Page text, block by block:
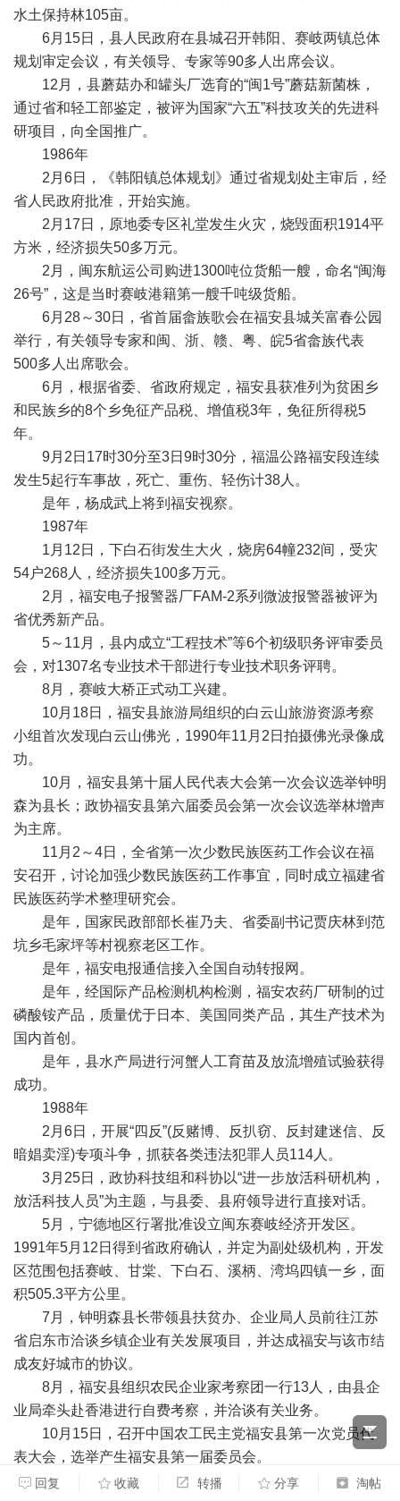
水土保持林105亩。
6月15日，县人民政府在县城召开韩阳、赛岐两镇总体
规划审定会议，有关领导、专家等90多人出席会议。
12月，县蘑菇办和罐头厂选育的“闽1号”蘑菇新菌株，
通过省和轻工部鉴定，被评为国家“六五”科技攻关的先进科
研项目，向全国推广。
1986年
2月6日，《韩阳镇总体规划》通过省规划处主审后，经
省人民政府批准，开始实施。
2月17日，原地委专区礼堂发生火灾，烧毁面积1914平
方米，经济损失50多万元。
2月，闽东航运公司购进1300吨位货船一艘，命名“闽海
26号”，这是当时赛岐港籍第一艘千吨级货船。
6月28～30日，省首届畲族歌会在福安县城关富春公园
举行，有关领导专家和闽、浙、赣、粤、皖5省畲族代表
500多人出席歌会。
6月，根据省委、省政府规定，福安县获准列为贫困乡
和民族乡的8个乡免征产品税、增值税3年，免征所得税5
年。
9月2日17时30分至3日9时30分，福温公路福安段连续
发生5起行车事故，死亡、重伤、轻伤计38人。
是年，杨成武上将到福安视察。
1987年
1月12日，下白石街发生大火，烧房64幢232间，受灾
54户268人，经济损失100多万元。
2月，福安电子报警器厂FAM-2系列微波报警器被评为
省优秀新产品。
5～11月，县内成立“工程技术”等6个初级职务评审委员
会，对1307名专业技术干部进行专业技术职务评聘。
8月，赛岐大桥正式动工兴建。
10月18日，福安县旅游局组织的白云山旅游资源考察
小组首次发现白云山佛光，1990年11月2日拍摄佛光录像成
功。
10月，福安县第十届人民代表大会第一次会议选举钟明
森为县长；政协福安县第六届委员会第一次会议选举林增声
为主席。
11月2～4日，全省第一次少数民族医药工作会议在福
安召开，讨论加强少数民族医药工作事宜，同时成立福建省
民族医药学术整理研究会。
是年，国家民政部部长崔乃夫、省委副书记贾庆林到范
坑乡毛家坪等村视察老区工作。
是年，福安电报通信接入全国自动转报网。
是年，经国际产品检测机构检测，福安农药厂研制的过
磷酸铵产品，质量优于日本、美国同类产品，其生产技术为
国内首创。
是年，县水产局进行河蟹人工育苗及放流增殖试验获得
成功。
1988年
2月6日，开展“四反”(反赌博、反扒窃、反封建迷信、反
暗娼卖淫)专项斗争，抓获各类违法犯罪人员114人。
3月25日，政协科技组和科协以“进一步放活科研机构，
放活科技人员”为主题，与县委、县府领导进行直接对话。
5月，宁德地区行署批准设立闽东赛岐经济开发区。
1991年5月12日得到省政府确认，并定为副处级机构，开发
区范围包括赛岐、甘棠、下白石、溪柄、湾坞四镇一乡，面
积505.3平方公里。
7月，钟明森县长带领县扶贫办、企业局人员前往江苏
省启东市洽谈乡镇企业有关发展项目，并达成福安与该市结
成友好城市的协议。
8月，福安县组织农民企业家考察团一行13人，由县企
业局牵头赴香港进行自费考察，并洽谈有关业务。
10月15日，召开中国农工民主党福安县第一次党员代
表大会，选举产生福安县第一届委员会。
10月24日，因海埕纠纷，福安下白石镇南浦村被宁德
回复 收藏 转播 分享 淘帖